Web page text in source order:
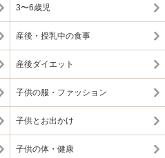
3〜6歳児
産後・授乳中の食事
産後ダイエット
子供の服・ファッション
子供とお出かけ
子供の体・健康